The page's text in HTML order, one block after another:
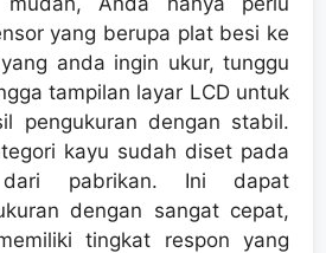
yang berupa plat besi ke
anda ingin ukur, tunggu
tampilan layar LCD untuk
pengukuran dengan stabil.
kayu sudah diset pada
pabrikan. Ini dapat
dengan sangat cepat,
tingkat respon yang